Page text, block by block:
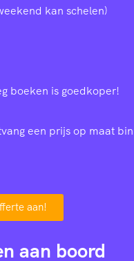
kan schelen)
boeken is goedkoper!
een prijs op maat
aan!
aan boord